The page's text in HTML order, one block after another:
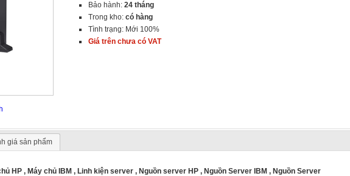
Bảo hành: 24 tháng
Trong kho: có hàng
Tình trạng: Mới 100%
Giá trên chưa có VAT
giá sản phẩm
HP, Máy chủ IBM, Linh kiện server, Nguồn server HP, Nguồn Server IBM, Nguồn Server